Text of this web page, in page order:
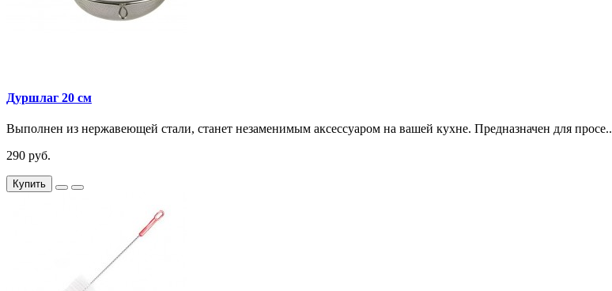
Дуршлаг 20 см
Выполнен из нержавеющей стали, станет незаменимым аксессуаром на вашей кухне. Предназначен для просе..
290 руб.
Купить